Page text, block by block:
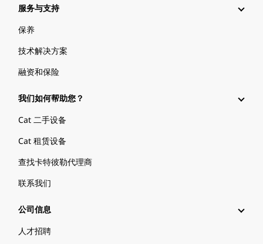
服务与支持
保养
技术解决方案
融资和保险
我们如何帮助您？
Cat 二手设备
Cat 租赁设备
查找卡特彼勒代理商
联系我们
公司信息
人才招聘